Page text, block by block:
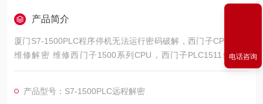
产品简介
厦门S7-1500PLC程序停机无法运行密码破解，西门子CPU1500
维修解密 维修西门子1500系列CPU，西门子PLC1511维修解
密，西门子PLC1512维修解密，西门子PLC1513维修解密，西门
17维修解密，西门子PLC1518解密维修如上电所有指示灯不亮，
产品型号：S7-1500PLC远程解密
电话咨询